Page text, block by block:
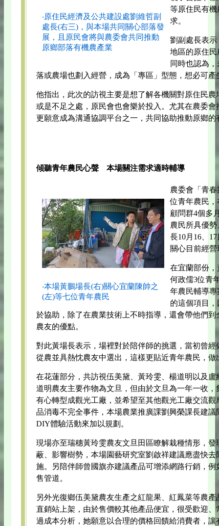
‧原住民經濟及公共建設處劉維哲副
處長(右三)，與本場共同關心部落發
展，且原民會將與農委會共同推動
原鄉部落有機農產業
等原住民有
求。
劉副處長表
地區的原住
同時也認為
落或農場也劃入經營，成為「專區」型態，想必可產
他指出，此次的訪視主要是想了解各機關對原住民
或是不足之處，原民會也會樂於投入。尤其在農委
更願意成為溝通協調平台之一，共同協助推動原鄉的
傾聽青年農民心聲 本場關注需求適時輔導
‧本場黃鵬場長(右)關心宜蘭陳帥之
(左)等七位青年農民
農委會「青
位青年農民
顧問群4個多
農民所具優
長10月16、
關心目前經營
在宜蘭部份
何政儒3位青
年農民輔導
的這個項目
於協助，除了在農業技術上不時指導，還會帶他們
農友的優點。
對此黃場長表示，場裡對於陪伴師的挑選，當初曾
從農並具熱忱農友中選出，這樣更貼近青年農民，做
在花蓮部分，共訪視伍美黛、黃玲雯、楊道明以及
道明農友主要作物為文旦，但由於文旦為一年一收
有心轉型成觀光工廠，並希望至其他觀光工廠交流
品消毒不完全事件，本場農業推廣課劉興榮課長建
DIY體驗活動來加以規劃。
現場亦至瑞穗黃玲雯農友文旦田區瞭解栽種情形，
蔽、影響樹勢，本場園藝研究室劉啟祥建議應盡快
施。另陪伴師曾國旗亦建議產品可增添網路行銷，
售管道。
另外光復鄉伍美黛農友生產之紅龍果、紅鳳菜等農
直銷站上架，由於售價較其他產品便宜，很受歡迎
過成本分析，她願意以合理的價格回饋給消費者，